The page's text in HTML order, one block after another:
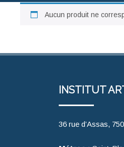
Aucun produit ne
INSTITUT
36 rue d’Assas,